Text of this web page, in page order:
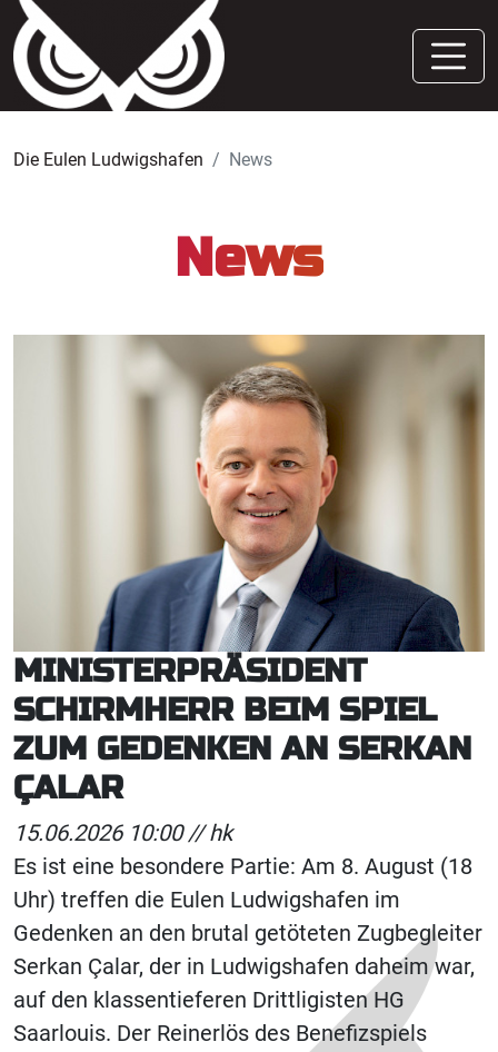
Die Eulen Ludwigshafen News
News
MINISTERPRÄSIDENT
SCHIRMHERR BEIM SPIEL
ZUM GEDENKEN AN SERKAN
ÇALAR
15.06.2026 10:00 //hk
Es ist eine besondere Partie: Am 8. August (18
Uhr) treffen die Eulen Ludwigshafen im
Gedenken an den brutal getöteten Zugbegleiter
Serkan Çalar, der in Ludwigshafen daheim war,
auf den klassentieferen Drittligisten HG
Saarlouis. Der Reinerlös des Benefizspiels